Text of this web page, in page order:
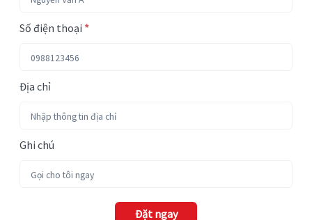
Số điện thoại *
Địa chỉ
Ghi chú
Đặt ngay